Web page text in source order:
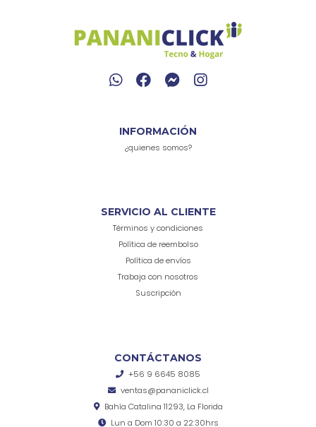
INFORMACIÓN
¿quienes somos?
SERVICIO AL CLIENTE
Términos y condiciones
Política de reembolso
Política de envíos
Trabaja con nosotros
Suscripción
CONTÁCTANOS
+56 9 6645 8085
ventas@pananiclick.cl
Bahía Catalina 11293, La Florida
Lun a Dom 10:30 a 22:30hrs